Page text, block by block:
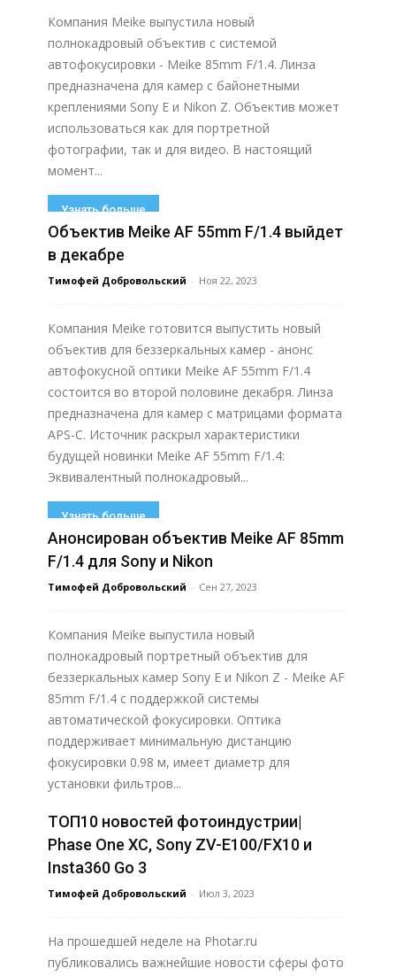
Компания Meike выпустила новый
полнокадровый объектив с системой
автофокусировки - Meike 85mm F/1.4. Линза
предназначена для камер с байонетными
креплениями Sony E и Nikon Z. Объектив может
использоваться как для портретной
фотографии, так и для видео. В настоящий
момент...
Узнать больше
Объектив Meike AF 55mm F/1.4 выйдет
в декабре
Тимофей Добровольский - Ноя 22, 2023
Компания Meike готовится выпустить новый
объектив для беззеркальных камер - анонс
автофокусной оптики Meike AF 55mm F/1.4
состоится во второй половине декабря. Линза
предназначена для камер с матрицами формата
APS-C. Источник раскрыл характеристики
будущей новинки Meike AF 55mm F/1.4:
Эквивалентный полнокадровый...
Узнать больше
Анонсирован объектив Meike AF 85mm
F/1.4 для Sony и Nikon
Тимофей Добровольский - Сен 27, 2023
Компания Meike выпустила новый
полнокадровый портретный объектив для
беззеркальных камер Sony E и Nikon Z - Meike AF
85mm F/1.4 с поддержкой системы
автоматической фокусировки. Оптика
поддерживает минимальную дистанцию
фокусировки 0.98 м, имеет диаметр для
установки фильтров...
Узнать больше
ТОП10 новостей фотоиндустрии|
Phase One XC, Sony ZV-E100/FX10 и
Insta360 Go 3
Тимофей Добровольский - Июл 3, 2023
На прошедшей неделе на Photar.ru
публиковались важнейшие новости сферы фото